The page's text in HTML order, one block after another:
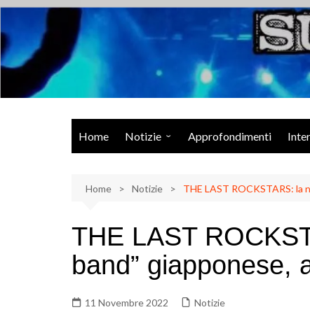
Salta
contenuto
Musica Rock, Metal, Punk e varie sonorità alternative
Home Notizie
Eventi
Libri
Approfondimenti
Home Notizie THE LAST ROCKSTARS: la
THE LAST
band” giapponese,
11 Novembre 2022 Notizie